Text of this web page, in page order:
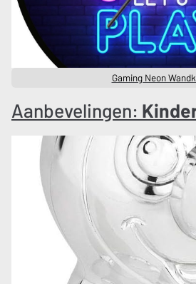
Gaming Neon
Aanbevelingen: